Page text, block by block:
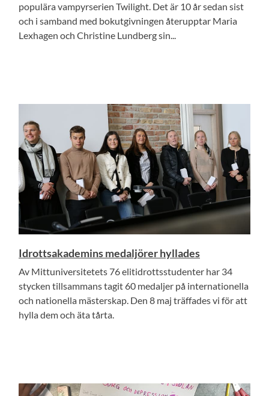
populära vampyrserien Twilight. Det är 10 år sedan sist
och i samband med bokutgivningen återupptar Maria
Lexhagen och Christine Lundberg sin...
Idrottsakademins medaljörer hyllades
Av Mittuniversitetets 76 elitidrottsstudenter har 34
stycken tillsammans tagit 60 medaljer på internationella
och nationella mästerskap. Den 8 maj träffades vi för att
hylla dem och äta tårta.